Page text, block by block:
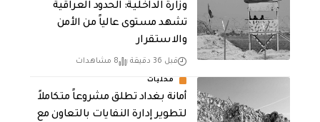
وزارة الداخلية: الحدود العراقية
تشهد مستوى عالياً من الأمن
والاستقرار
قبل 36 دقيقة 8 مشاهدات
محليات
أمانة بغداد تطلق مشروعاً متكاملاً
لتطوير إدارة النفايات بالتعاون مع